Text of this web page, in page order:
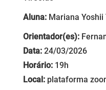
Aluna: Mariana
Orientador(es):
Data: 24/03/2026
Horário: 19h
Local: plataforma